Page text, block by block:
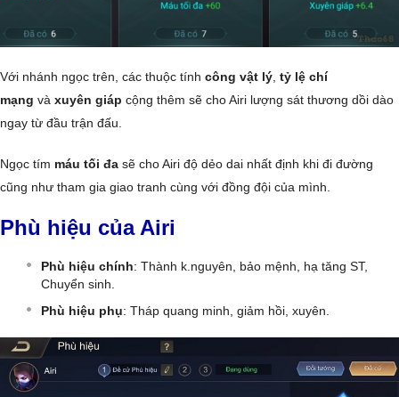
Với nhánh ngọc trên, các thuộc tính công vật lý tỷ lệ chí
mạng và xuyên giáp cộng thêm sẽ cho Airi lượng sát thương dồi dào
ngay từ đầu trận đấu.
Ngọc tím máu tối đa sẽ cho Airi độ dẻo dai nhất định khi đi đường
cũng như tham gia giao tranh cùng với đồng đội của mình.
Phù hiệu của Airi
Phù hiệu chính: Thành k.nguyên, bảo mệnh, hạ tăng ST,
Chuyển sinh.
Phù hiệu phụ: Tháp quang minh, giảm hồi, xuyên.